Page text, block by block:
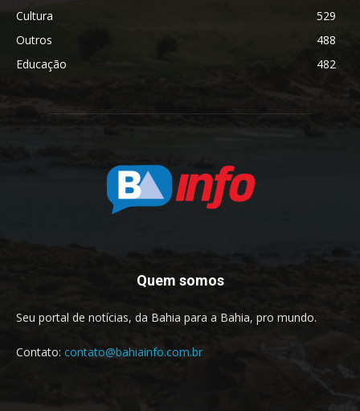
Cultura
529
Outros
488
Educação
482
Quem somos
Seu portal de notícias, da Bahia para a Bahia, pro mundo.
Contato: contato@bahiainfo.com.br